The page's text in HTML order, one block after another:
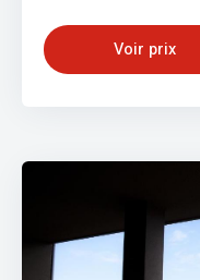
Voir prix